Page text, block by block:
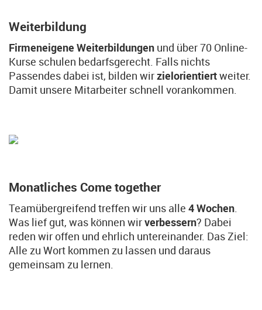
Weiterbildung
Firmeneigene Weiterbildungen und über 70 Online-
Kurse schulen bedarfsgerecht. Falls nichts
Passendes dabei ist, bilden wirzielorientiertweiter.
Damit unsere Mitarbeiter schnell vorankommen.
Monatliches Come together
Teamübergreifend treffen wir uns alle 4 Wochen.
Was lief gut, was können wirverbessern? Dabei
reden wir offen und ehrlich untereinander. Das Ziel:
Alle zu Wort kommen zu lassen und daraus
gemeinsam zu lernen.